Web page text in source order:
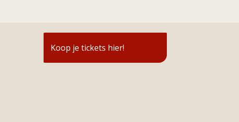
Koop je tickets hier!